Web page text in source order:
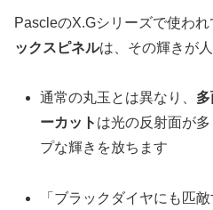
PascleのX.Gシリーズで使われ
ックスピネルは、その輝きが
通常の丸玉とは異なり、
ーカット は光の反射面が
プな輝きを放ちます
「ブラックダイヤにも匹